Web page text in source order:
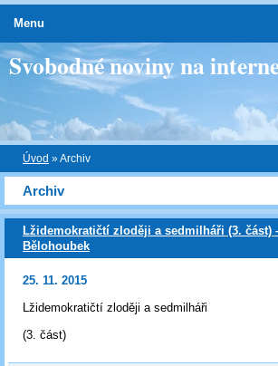
Svobodné noviny na
Úvod »Archiv
Archiv
Lžidemokratičtí zloději a sedmilháři (3. část)
Bělohoubek
25. 11. 2015
Lžidemokratičtí zloději a sedmilháři
(3. část)
Menu